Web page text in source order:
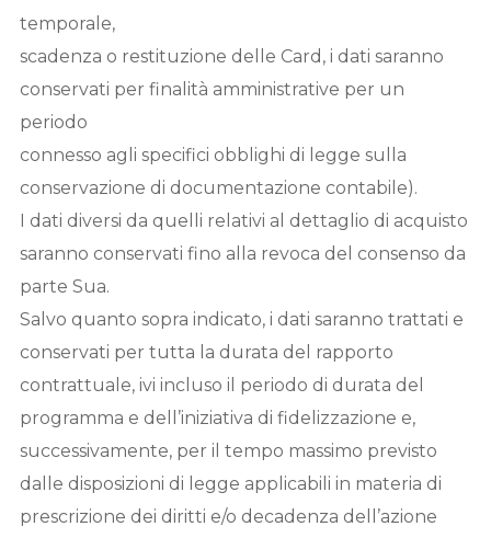
temporale,
scadenza o restituzione delle Card, i dati saranno
conservati per finalità amministrative per un
periodo
connesso agli specifici obblighi di legge sulla
conservazione di documentazione contabile).
I dati diversi da quelli relativi al dettaglio di acquisto
saranno conservati fino alla revoca del consenso da
parte Sua.
Salvo quanto sopra indicato, i dati saranno trattati e
conservati per tutta la durata del rapporto
contrattuale, ivi incluso il periodo di durata del
programma e dell’iniziativa di fidelizzazione e,
successivamente, per il tempo massimo previsto
dalle disposizioni di legge applicabili in materia di
prescrizione dei diritti e/o decadenza dell’azione